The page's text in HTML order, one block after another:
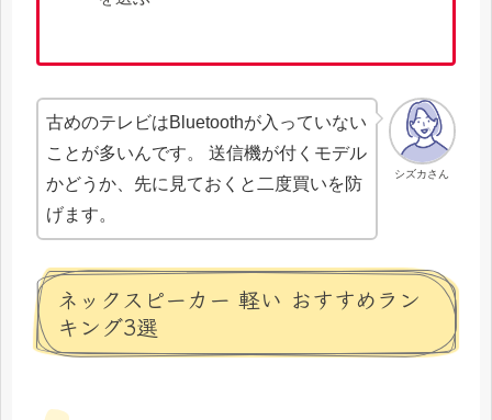
シズカさん
古めのテレビはBluetoothが入っていない
ことが多いんです。 送信機が付くモデル
かどうか、先に見ておくと二度買いを防
げます。
ネックスピーカー 軽い おすすめラン
キング3選